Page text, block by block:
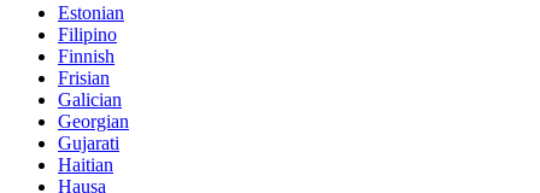
Estonian
Filipino
Finnish
Frisian
Galician
Georgian
Gujarati
Haitian
Hausa